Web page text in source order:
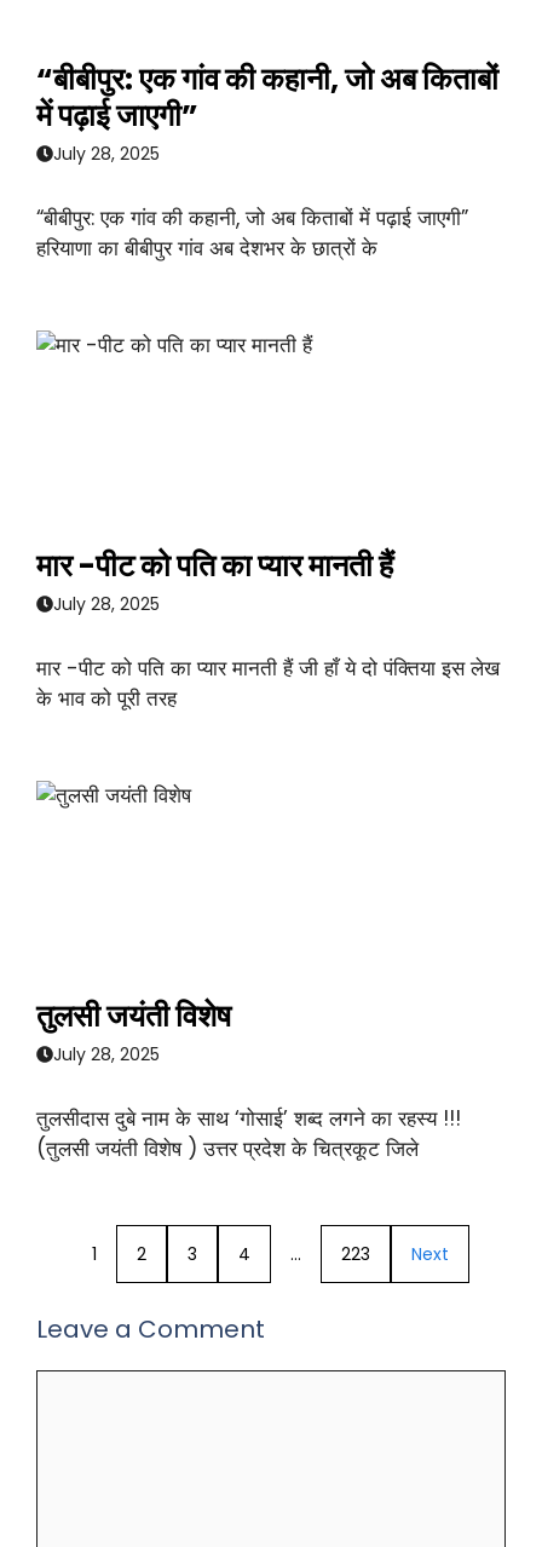
“बीबीपुर: एक गांव की कहानी, जो अब किताबों
में पढ़ाई जाएगी”
July 28, 2025
“बीबीपुर: एक गांव की कहानी, जो अब किताबों में पढ़ाई जाएगी”
हरियाणा का बीबीपुर गांव अब देशभर के छात्रों के
मार -पीट को पति का प्यार मानती हैं
July 28, 2025
मार -पीट को पति का प्यार मानती हैं जी हाँ ये दो पंक्तिया इस लेख
के भाव को पूरी तरह
तुलसी जयंती विशेष
July 28, 2025
तुलसीदास दुबे नाम के साथ ‘गोसाई’ शब्द लगने का रहस्य !!!
(तुलसी जयंती विशेष ) उत्तर प्रदेश के चित्रकूट जिले
1 2 3 4 … 223 Next
Leave a Comment